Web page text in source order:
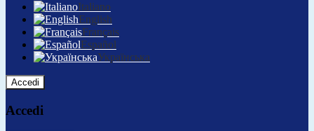
Italiano
English
Français
Español
Українська
Accedi
Accedi